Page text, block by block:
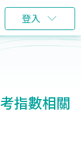
登入
指數相關